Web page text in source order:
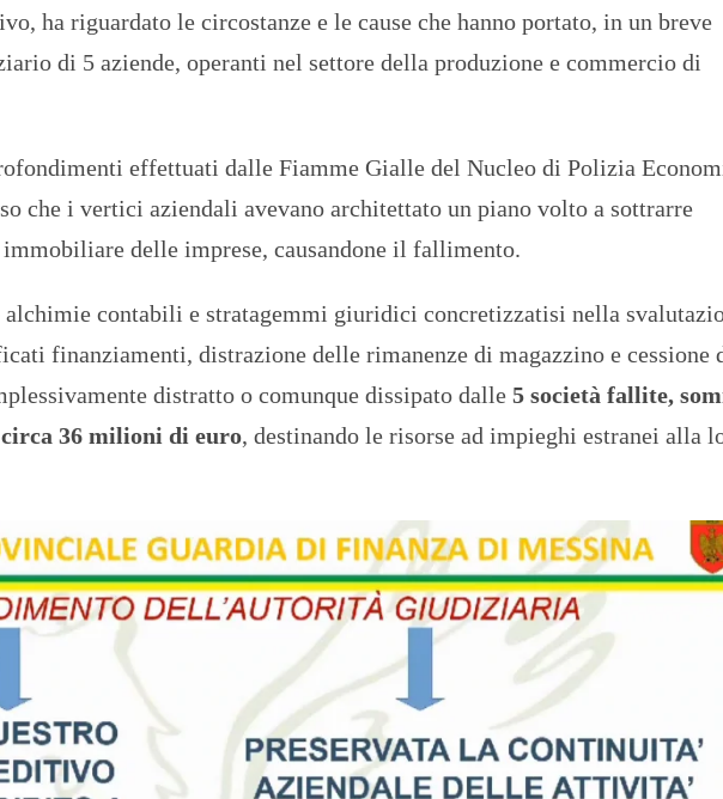
ha riguardato le circostanze e le cause che hanno portato, in un breve
di 5 aziende, operanti nel settore della produzione e commercio di
effettuati dalle Fiamme Gialle del Nucleo di Polizia
che i vertici aziendali avevano architettato un piano volto a sottrarre
delle imprese, causandone il fallimento.
contabili e stratagemmi giuridici concretizzatisi nella
finanziamenti, distrazione delle rimanenze di magazzino e cessione
distratto o comunque dissipato dalle 5 società fallite,
36 milioni di euro, destinando le risorse ad impieghi estranei alla